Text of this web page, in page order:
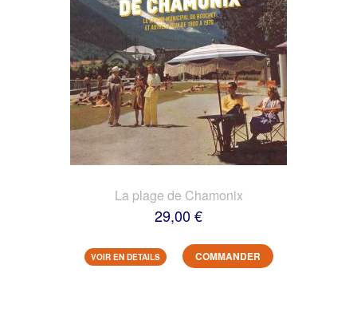
La plage de Chamonix
29,00 €
VOIR EN DETAILS COMMANDER